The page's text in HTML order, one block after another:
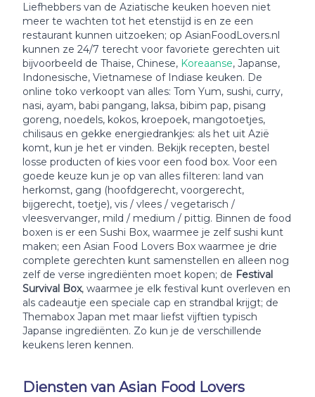
Liefhebbers van de Aziatische keuken hoeven niet
meer te wachten tot het etenstijd is en ze een
restaurant kunnen uitzoeken; op AsianFoodLovers.nl
kunnen ze 24/7 terecht voor favoriete gerechten uit
bijvoorbeeld de Thaise, Chinese, Koreaanse, Japanse,
Indonesische, Vietnamese of Indiase keuken. De
online toko verkoopt van alles: Tom Yum, sushi, curry,
nasi, ayam, babi pangang, laksa, bibim pap, pisang
goreng, noedels, kokos, kroepoek, mangotoetjes,
chilisaus en gekke energiedrankjes: als het uit Azië
komt, kun je het er vinden. Bekijk recepten, bestel
losse producten of kies voor een food box. Voor een
goede keuze kun je op van alles filteren: land van
herkomst, gang (hoofdgerecht, voorgerecht,
bijgerecht, toetje), vis / vlees / vegetarisch /
vleesvervanger, mild / medium / pittig. Binnen de food
boxen is er een Sushi Box, waarmee je zelf sushi kunt
maken; een Asian Food Lovers Box waarmee je drie
complete gerechten kunt samenstellen en alleen nog
zelf de verse ingrediënten moet kopen; de Festival
Survival Box, waarmee je elk festival kunt overleven en
als cadeautje een speciale cap en strandbal krijgt; de
Themabox Japan met maar liefst vijftien typisch
Japanse ingrediënten. Zo kun je de verschillende
keukens leren kennen.
Diensten van Asian Food Lovers